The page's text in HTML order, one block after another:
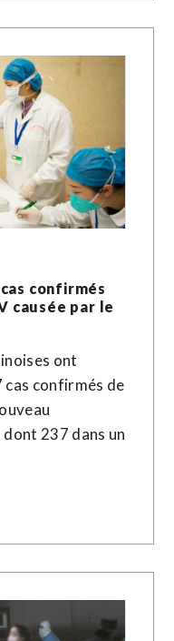
confirmés
causée par le
ont
cas confirmés de
237 dans un